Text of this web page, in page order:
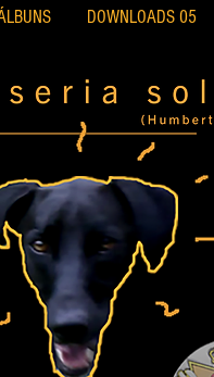
DOWNLOADS 05